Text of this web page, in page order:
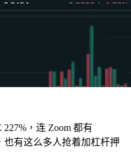
227%，连 Zoom 都有
也有这么多人抢着加杠杆押